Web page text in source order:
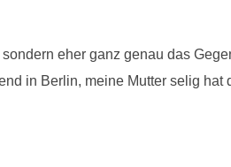
eher ganz genau das
in Berlin, meine Mutter selig hat